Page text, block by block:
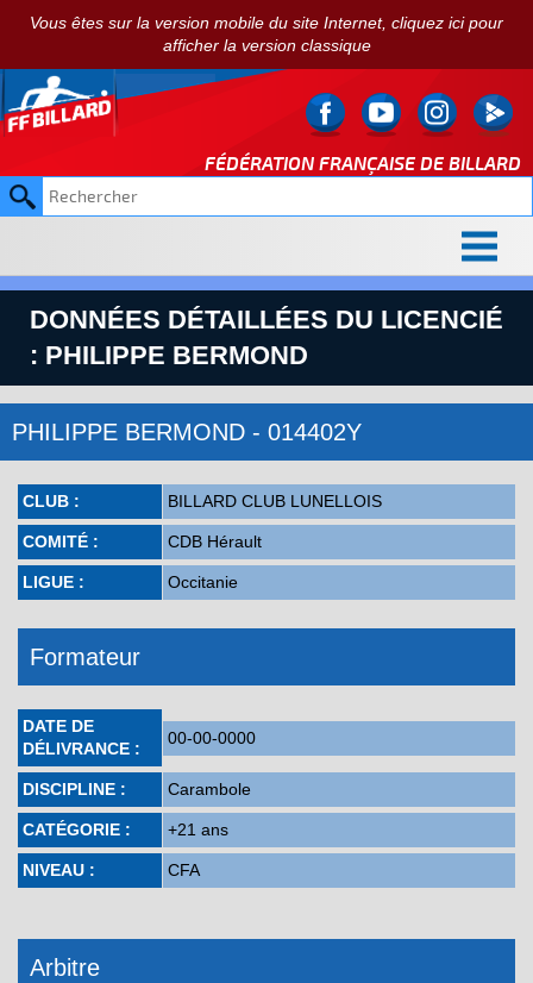
Vous êtes sur la version mobile du site Internet, cliquez ici pour
afficher la version classique
FÉDÉRATION FRANÇAISE DE BILLARD
DONNÉES DÉTAILLÉES DU LICENCIÉ
: PHILIPPE BERMOND
PHILIPPE BERMOND - 014402Y
CLUB : BILLARD CLUB LUNELLOIS
COMITÉ : CDB Hérault
LIGUE : Occitanie
Formateur
DATE DE
DÉLIVRANCE :
00-00-0000
DISCIPLINE : Carambole
CATÉGORIE : +21 ans
NIVEAU : CFA
Arbitre